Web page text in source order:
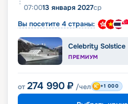
07:0013 января 2027ср
Вы посетите 4 страны:
Celebrity Solstice
ПРЕМИУМ
от 274 990 ₽ /чел +1 000